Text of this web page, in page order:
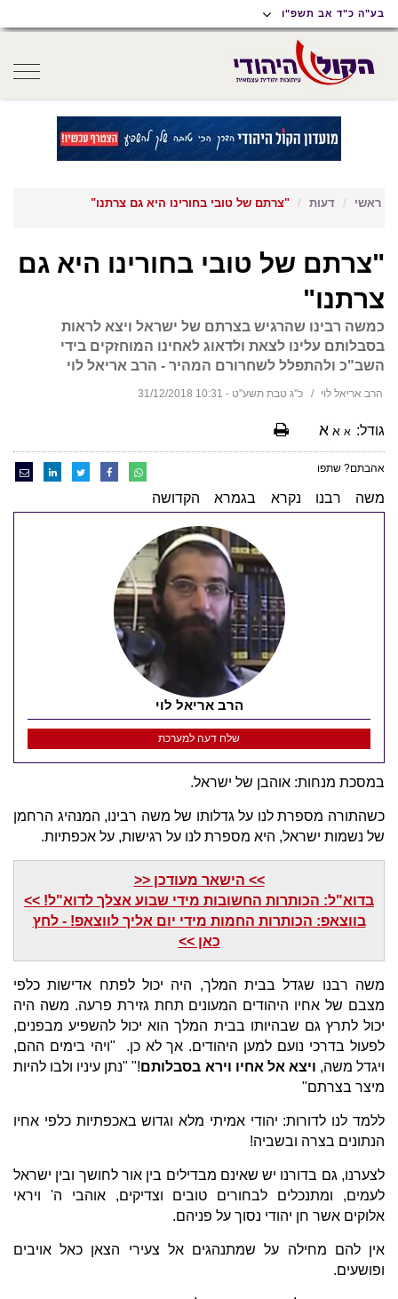
תפריט
נגישות
תפריט
ראשי
תוכן
ראשי
בע"ה כ"ד אב תשפ"ו
ראשי דעות "צרתם של טובי בחורינו היא גם צרתנו"
"צרתם של טובי בחורינו היא גם
צרתנו"
כמשה רבינו שהרגיש בצרתם של ישראל ויצא לראות
בסבלותם עלינו לצאת ולדאוג לאחינו המוחזקים בידי
השב"כ ולהתפלל לשחרורם המהיר - הרב אריאל לוי
הרב אריאל לוי כ"ג טבת תשע"ט - 10:31 31/12/2018
גודל: א א א
אהבתם? שתפו
הרב אריאל לוי
שלח דעה למערכת
משה רבנו נקרא בגמרא הקדושה
במסכת מנחות: אוהבן של ישראל.
כשהתורה מספרת לנו על גדלותו של משה רבינו, המנהיג הרחמן
של נשמות ישראל, היא מספרת לנו על רגישות, על אכפתיות.
>> הישאר מעודכן <<
בדוא"ל: הכותרות החשובות מידי שבוע אצלך לדוא"ל! >>
בווצאפ: הכותרות החמות מידי יום אליך לווצאפ! - לחץ
כאן >>
משה רבנו שגדל בבית המלך, היה יכול לפתח אדישות כלפי
מצבם של אחיו היהודים המעונים תחת גזירת פרעה. משה היה
יכול לתרץ גם שבהיותו בבית המלך הוא יכול להשפיע מבפנים,
לפעול בדרכי נועם למען היהודים. אך לא כן. "ויהי בימים ההם,
ויגדל משה, ויצא אל אחיו וירא בסבלותם!" "נתן עיניו ולבו להיות
מיצר בצרתם"
ללמד לנו לדורות: יהודי אמיתי מלא וגדוש באכפתיות כלפי אחיו
הנתונים בצרה ובשביה!
לצערנו, גם בדורנו יש שאינם מבדילים בין אור לחושך ובין ישראל
לעמים, ומתנכלים לבחורים טובים וצדיקים, אוהבי ה' ויראי
אלוקים אשר חן יהודי נסוך על פניהם.
אין להם מחילה על שמתנהגים אל צעירי הצאן כאל אויבים
ופושעים.